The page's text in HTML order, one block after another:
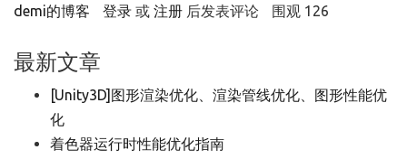
demi的博客 登录 或 注册 后发表评论 围观 126
最新文章
[Unity3D]图形渲染优化、渲染管线优化、图形性能优
化
着色器运行时性能优化指南